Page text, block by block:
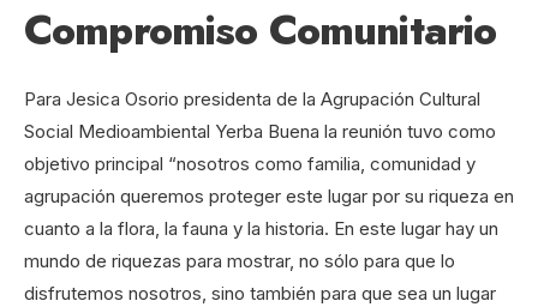
Compromiso Comunitario
Para Jesica Osorio presidenta de la Agrupación Cultural
Social Medioambiental Yerba Buena la reunión tuvo como
objetivo principal “nosotros como familia, comunidad y
agrupación queremos proteger este lugar por su riqueza en
cuanto a la flora, la fauna y la historia. En este lugar hay un
mundo de riquezas para mostrar, no sólo para que lo
disfrutemos nosotros, sino también para que sea un lugar